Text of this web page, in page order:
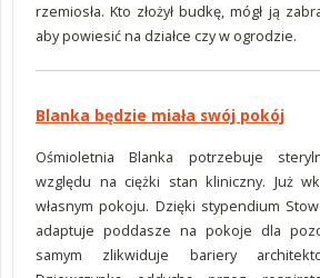
rzemiosła. Kto złożył budkę, mógł ją
aby powiesić na działce czy w ogrodzie.
Blanka będzie miała swój pokój
Ośmioletnia Blanka potrzebuje
względu na ciężki stan kliniczny. Już
własnym pokoju. Dzięki stypendium
adaptuje poddasze na pokoje dla
samym zlikwiduje bariery